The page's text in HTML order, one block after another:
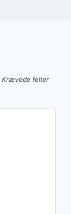
Krævede felter